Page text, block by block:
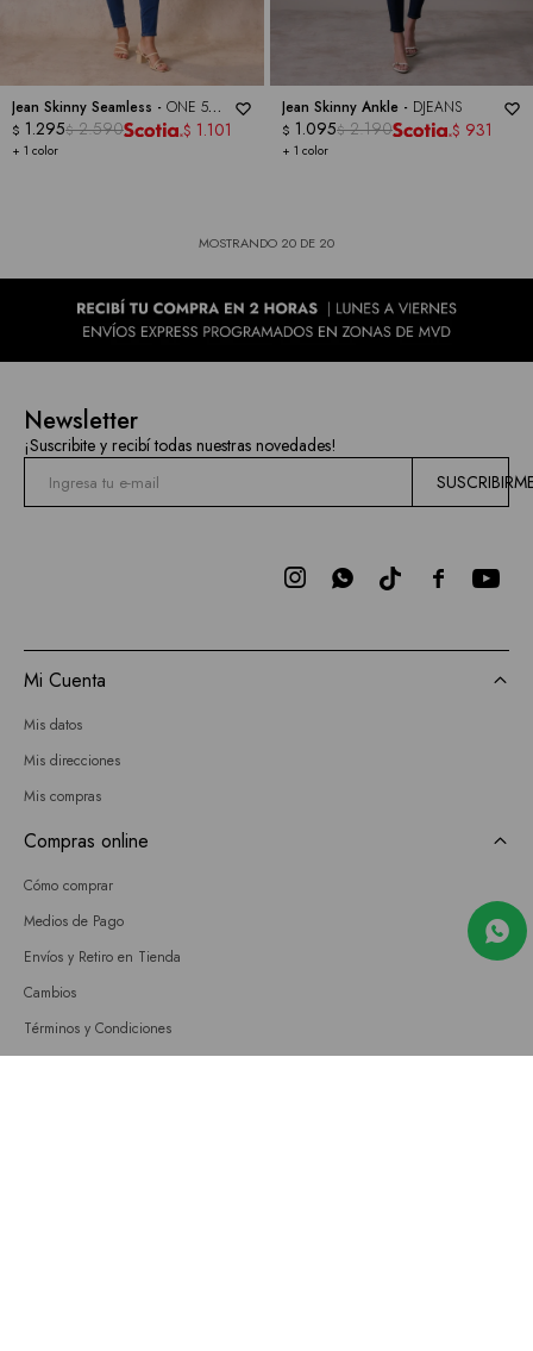
Jean Skinny Seamless - ONE 5
ONE
+ 1 color
$ 1.295$ 2.590 $ 1.101
Jean Skinny Ankle - DJEANS
+ 1 color
$ 1.095$ 2.190 $ 931
MOSTRANDO 20 DE 20
Newsletter
¡Suscribite y recibí todas nuestras novedades!

 
Mi Cuenta
Mis datos
Mis direcciones
Mis compras
Compras online
Cómo comprar
Medios de Pago
Envíos y Retiro en Tienda
Cambios
Términos y Condiciones